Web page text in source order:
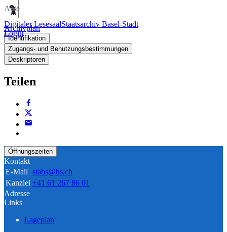
Digitaler LesesaalStaatsarchiv Basel-Stadt
Login
Akte
Archivplan
Identifikation
Zugangs- und Benutzungsbestimmungen
Deskriptoren
Teilen
Öffnungszeiten
Kontakt
E-Mail stabs@bs.ch
Kanzlei +41 61 267 86 01
Adresse
Links
Lageplan